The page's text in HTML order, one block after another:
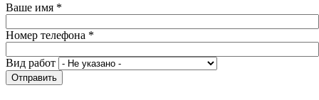
Ваше имя *
Номер телефона *
Вид работ
Отправить